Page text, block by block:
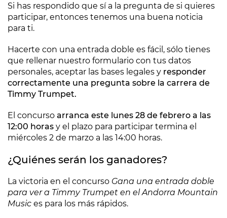
Si has respondido que sí a la pregunta de si quieres
participar, entonces tenemos una buena noticia
para ti.
Hacerte con una entrada doble es fácil, sólo tienes
que rellenar nuestro formulario con tus datos
personales, aceptar las bases legales y responder
correctamente una pregunta sobre la carrera de
Timmy Trumpet.
El concurso arranca este lunes 28 de febrero a las
12:00 horas y el plazo para participar termina el
miércoles 2 de marzo a las 14:00 horas.
¿Quiénes serán los ganadores?
La victoria en el concurso Gana una entrada doble
para ver a Timmy Trumpet en el Andorra Mountain
Music es para los más rápidos.